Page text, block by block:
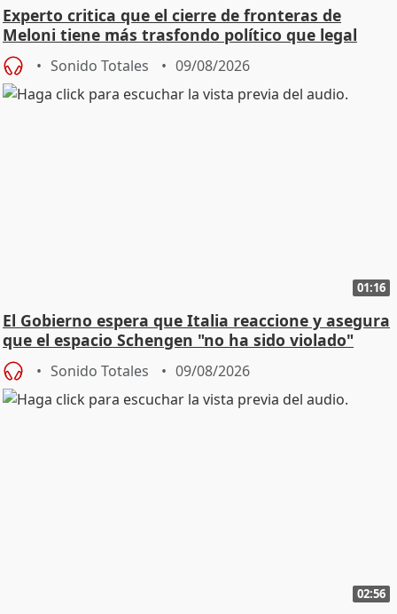
Experto critica que el cierre de fronteras de
Meloni tiene más trasfondo político que legal
Sonido Totales 09/08/2026
01:16
El Gobierno espera que Italia reaccione y asegura
que el espacio Schengen "no ha sido violado"
Sonido Totales 09/08/2026
02:56